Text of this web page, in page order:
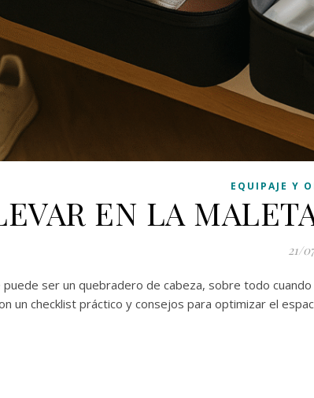
EQUIPAJE Y
EN LA
21/
puede ser un quebradero de cabeza, sobre todo
un checklist práctico y consejos para optimizar el